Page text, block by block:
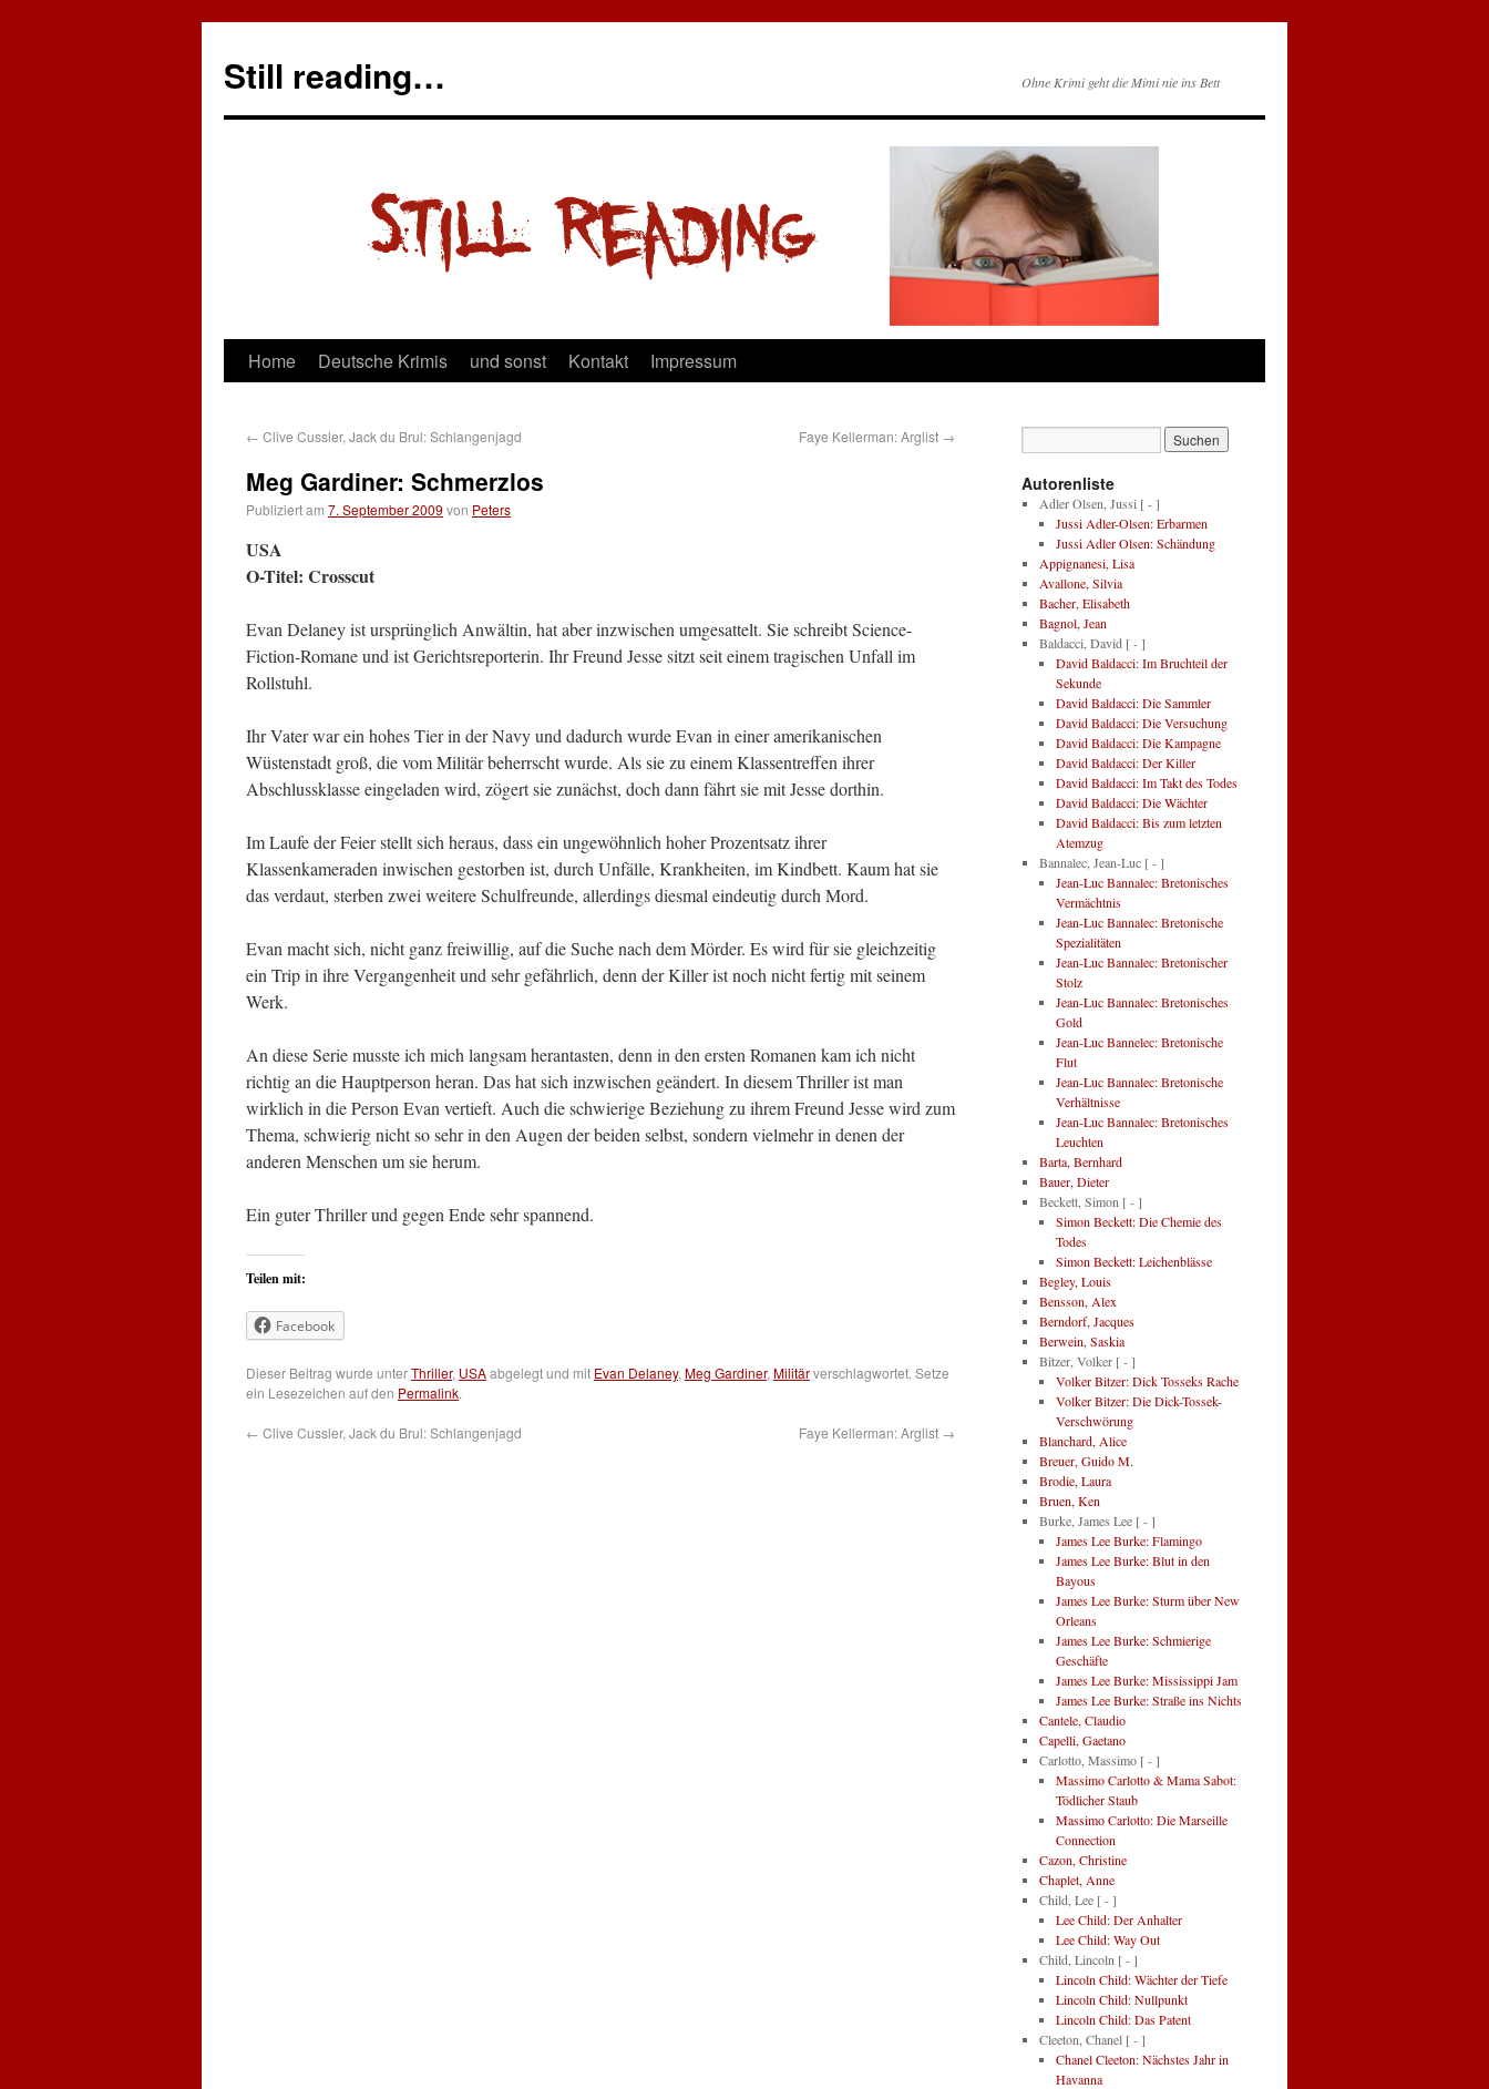
Still reading… Ohne Krimi geht die Mimi nie ins Bett
Home Deutsche Krimis und sonst Kontakt Impressum
← Clive Cussler, Jack du Brul: Schlangenjagd Faye Kellerman: Arglist →
Meg Gardiner: Schmerzlos
Publiziert am 7. September 2009 von Peters
USA
O-Titel: Crosscut
Evan Delaney ist ursprünglich Anwältin, hat aber inzwischen umgesattelt. Sie schreibt Science-
Fiction-Romane und ist Gerichtsreporterin. Ihr Freund Jesse sitzt seit einem tragischen Unfall im
Rollstuhl.
Ihr Vater war ein hohes Tier in der Navy und dadurch wurde Evan in einer amerikanischen
Wüstenstadt groß, die vom Militär beherrscht wurde. Als sie zu einem Klassentreffen ihrer
Abschlussklasse eingeladen wird, zögert sie zunächst, doch dann fährt sie mit Jesse dorthin.
Im Laufe der Feier stellt sich heraus, dass ein ungewöhnlich hoher Prozentsatz ihrer
Klassenkameraden inwischen gestorben ist, durch Unfälle, Krankheiten, im Kindbett. Kaum hat sie
das verdaut, sterben zwei weitere Schulfreunde, allerdings diesmal eindeutig durch Mord.
Evan macht sich, nicht ganz freiwillig, auf die Suche nach dem Mörder. Es wird für sie gleichzeitig
ein Trip in ihre Vergangenheit und sehr gefährlich, denn der Killer ist noch nicht fertig mit seinem
Werk.
An diese Serie musste ich mich langsam herantasten, denn in den ersten Romanen kam ich nicht
richtig an die Hauptperson heran. Das hat sich inzwischen geändert. In diesem Thriller ist man
wirklich in die Person Evan vertieft. Auch die schwierige Beziehung zu ihrem Freund Jesse wird zum
Thema, schwierig nicht so sehr in den Augen der beiden selbst, sondern vielmehr in denen der
anderen Menschen um sie herum.
Ein guter Thriller und gegen Ende sehr spannend.
Teilen mit:
Facebook
Dieser Beitrag wurde unterThriller, USAabgelegt und mit Evan Delaney, Meg Gardiner, Militärverschlagwortet. Setze
ein Lesezeichen auf den Permalink.
← Clive Cussler, Jack du Brul: Schlangenjagd Faye Kellerman: Arglist →
Autorenliste
Adler Olsen, Jussi [ - ]
Jussi Adler-Olsen: Erbarmen
Jussi Adler Olsen: Schändung
Appignanesi, Lisa
Avallone, Silvia
Bacher, Elisabeth
Bagnol, Jean
Baldacci, David [ - ]
David Baldacci: Im Bruchteil der
Sekunde
David Baldacci: Die Sammler
David Baldacci: Die Versuchung
David Baldacci: Die Kampagne
David Baldacci: Der Killer
David Baldacci: Im Takt des Todes
David Baldacci: Die Wächter
David Baldacci: Bis zum letzten
Atemzug
Bannalec, Jean-Luc [ - ]
Jean-Luc Bannalec: Bretonisches
Vermächtnis
Jean-Luc Bannalec: Bretonische
Spezialitäten
Jean-Luc Bannalec: Bretonischer
Stolz
Jean-Luc Bannalec: Bretonisches
Gold
Jean-Luc Bannelec: Bretonische
Flut
Jean-Luc Bannalec: Bretonische
Verhältnisse
Jean-Luc Bannalec: Bretonisches
Leuchten
Barta, Bernhard
Bauer, Dieter
Beckett, Simon [ - ]
Simon Beckett: Die Chemie des
Todes
Simon Beckett: Leichenblässe
Begley, Louis
Bensson, Alex
Berndorf, Jacques
Berwein, Saskia
Bitzer, Volker [ - ]
Volker Bitzer: Dick Tosseks Rache
Volker Bitzer: Die Dick-Tossek-
Verschwörung
Blanchard, Alice
Breuer, Guido M.
Brodie, Laura
Bruen, Ken
Burke, James Lee [ - ]
James Lee Burke: Flamingo
James Lee Burke: Blut in den
Bayous
James Lee Burke: Sturm über New
Orleans
James Lee Burke: Schmierige
Geschäfte
James Lee Burke: Mississippi Jam
James Lee Burke: Straße ins Nichts
Cantele, Claudio
Capelli, Gaetano
Carlotto, Massimo [ - ]
Massimo Carlotto & Mama Sabot:
Tödlicher Staub
Massimo Carlotto: Die Marseille
Connection
Cazon, Christine
Chaplet, Anne
Child, Lee [ - ]
Lee Child: Der Anhalter
Lee Child: Way Out
Child, Lincoln [ - ]
Lincoln Child: Wächter der Tiefe
Lincoln Child: Nullpunkt
Lincoln Child: Das Patent
Cleeton, Chanel [ - ]
Chanel Cleeton: Nächstes Jahr in
Havanna